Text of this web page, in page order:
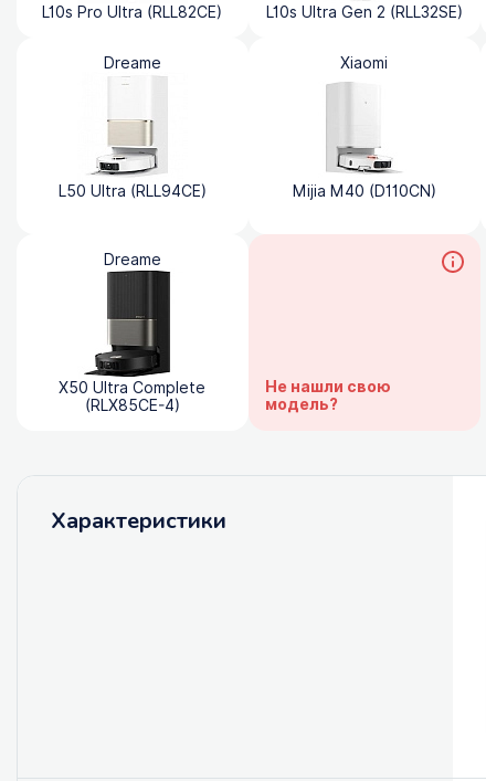
L10s Pro Ultra (RLL82CE) L10s Ultra Gen 2 (RLL32SE)
Dreame
L50 Ultra (RLL94CE)
Xiaomi
Mijia M40 (D110CN)
Dreame
X50 Ultra Complete
(RLX85CE-4)
Не нашли свою
модель?
Характеристики